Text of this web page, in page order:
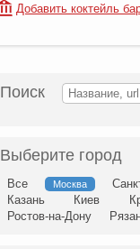
Добавить коктейль
Поиск
Выберите город
Все Москва
Казань
Киев
Ростов-на-Дону